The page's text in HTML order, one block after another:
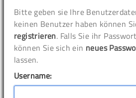
Bitte geben sie Ihre
keinen Benutzer haben können
registrieren. Falls Sie ihr
können Sie sich ein neues
lassen.
Username: